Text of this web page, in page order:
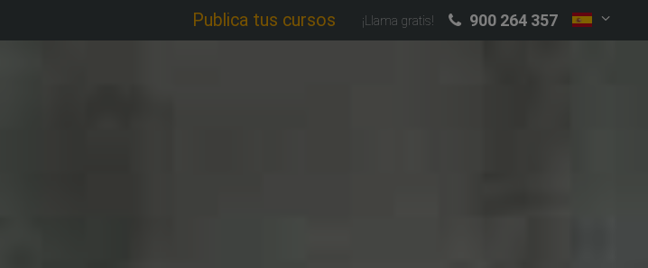
Publica tus cursos ¡Llama gratis! 900 264 357